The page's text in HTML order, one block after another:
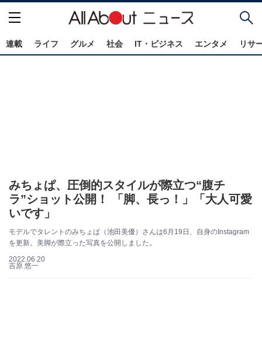
連載 ライフ グルメ 社会 IT・ビジネス エンタメ リサ
みちょぱ、圧倒的スタイルが際立つ“腹チ
ラ”ショット公開！ 「脚、長っ！」「大人可愛
いです」
モデルでタレントのみちょぱ（池田美優）さんは6月19日、自身のInstagram
を更新。美脚が際立った写真を公開しました。
2022.06.20
吉原 悠一